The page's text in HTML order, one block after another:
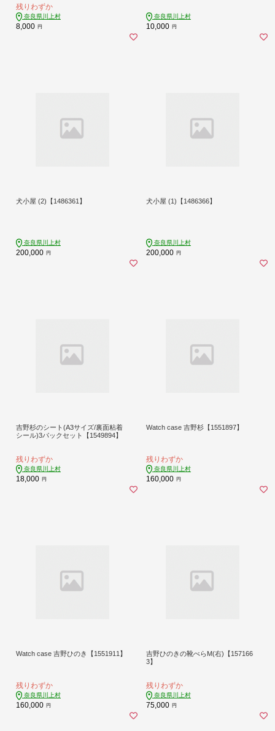
残りわずか
奈良県川上村
8,000 円
奈良県川上村
10,000 円
犬小屋 (2)【1486361】
奈良県川上村
200,000 円
犬小屋 (1)【1486366】
奈良県川上村
200,000 円
吉野杉のシート(A3サイズ/裏面粘着
シール)3パックセット【1549894】
残りわずか
奈良県川上村
18,000 円
Watch case 吉野杉【1551897】
残りわずか
奈良県川上村
160,000 円
Watch case 吉野ひのき【1551911】
残りわずか
奈良県川上村
160,000 円
吉野ひのきの靴べらM(右)【157166
3】
残りわずか
奈良県川上村
75,000 円